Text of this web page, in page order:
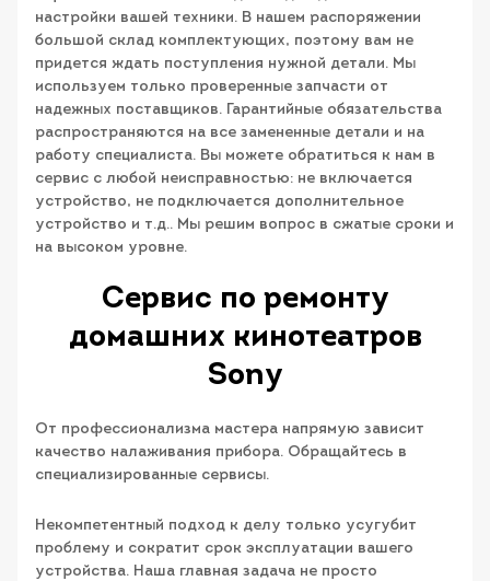
настройки вашей техники. В нашем распоряжении
большой склад комплектующих, поэтому вам не
придется ждать поступления нужной детали. Мы
используем только проверенные запчасти от
надежных поставщиков. Гарантийные обязательства
распространяются на все замененные детали и на
работу специалиста. Вы можете обратиться к нам в
сервис с любой неисправностью: не включается
устройство, не подключается дополнительное
устройство и т.д.. Мы решим вопрос в сжатые сроки и
на высоком уровне.
Сервис по ремонту
домашних кинотеатров
Sony
От профессионализма мастера напрямую зависит
качество налаживания прибора. Обращайтесь в
специализированные сервисы.
Некомпетентный подход к делу только усугубит
проблему и сократит срок эксплуатации вашего
устройства. Наша главная задача не просто